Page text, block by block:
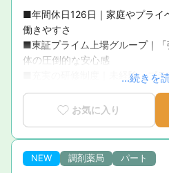
■年間休日126日｜家庭やプライ
働きやすさ
■東証プライム上場グループ｜
体の圧倒的な安心感
■充実の研修制度｜未経験・ブ
徹底サポート
■育休復帰率100％！｜ライフス
厚いサポート体制
■新卒3年定着率95.5％｜「社員
環境」を追求した実績
...続きを
お気に入り
NEW 調剤薬局 パート